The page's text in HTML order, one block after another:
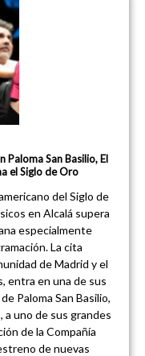
Paloma San Basilio, El
el Siglo de Oro
del Siglo de
en Alcalá supera
especialmente
La cita
de Madrid y el
entra en una de sus
Paloma San Basilio,
a uno de sus grandes
de la Compañía
de nuevas